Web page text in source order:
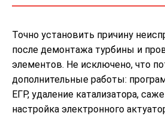
Точно установить причину
после демонтажа турбины и
элементов. Не исключено, что
дополнительные работы:
ЕГР, удаление катализатора,
настройка электронного